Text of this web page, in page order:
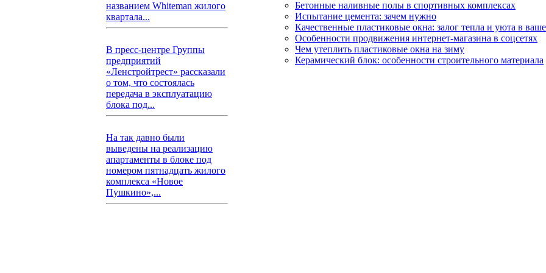
названием Whiteman жилого
квартала...
В пресс-центре Группы
предприятий
«Ленстройтрест» рассказали
о том, что состоялась
передача в эксплуатацию
блока под...
На так давно были
выведены на реализацию
апартаменты в блоке под
номером пятнадцать жилого
комплекса «Новое
Пушкино»,...
Бетонные наливные полы в спортивных комплексах
Испытание цемента: зачем нужно
Качественные пластиковые окна: залог тепла и уюта в
Особенности продвижения интернет-магазина в соцсетях
Чем утеплить пластиковые окна на зиму
Керамический блок: особенности строительного материала